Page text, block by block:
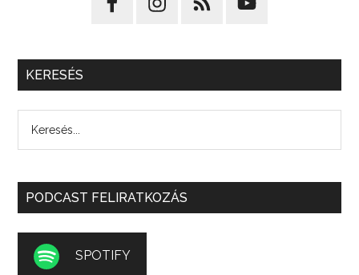
KERESÉS
PODCAST FELIRATKOZÁS
SPOTIFY